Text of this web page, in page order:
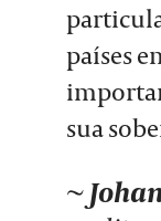
países
sua
~